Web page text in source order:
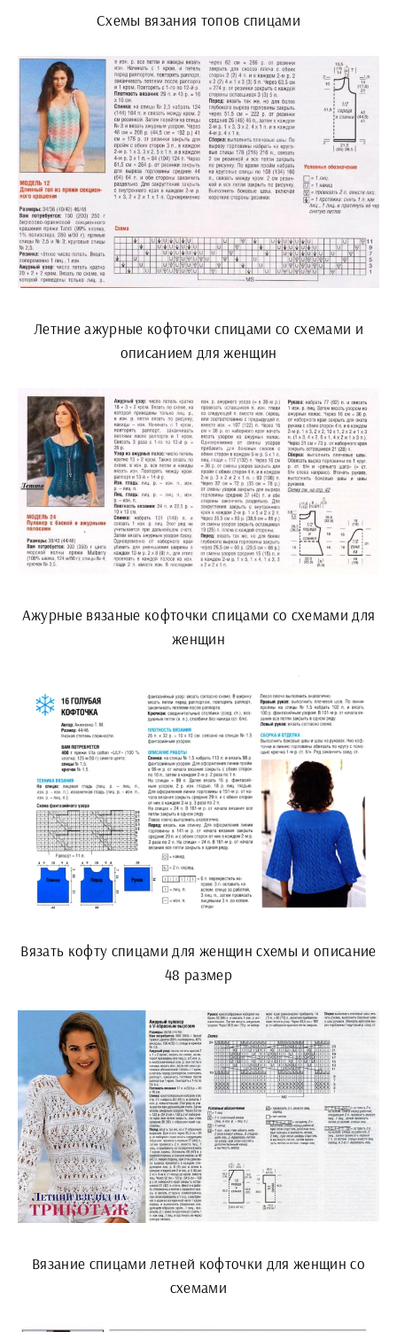
Схемы вязания топов спицами
Летние ажурные кофточки спицами со схемами и
описанием для женщин
Ажурные вязаные кофточки спицами со схемами для
женщин
Вязать кофту спицами для женщин схемы и описание
48 размер
Вязание спицами летней кофточки для женщин со
схемами